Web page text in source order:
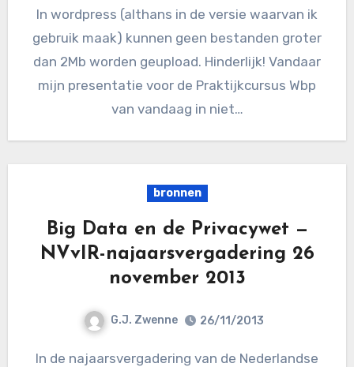
In wordpress (althans in de versie waarvan ik
gebruik maak) kunnen geen bestanden groter
dan 2Mb worden geupload. Hinderlijk! Vandaar
mijn presentatie voor de Praktijkcursus Wbp
van vandaag in niet…
bronnen
Big Data en de Privacywet —
NVvIR-najaarsvergadering 26
november 2013
G.J. Zwenne 26/11/2013
In de najaarsvergadering van de Nederlandse